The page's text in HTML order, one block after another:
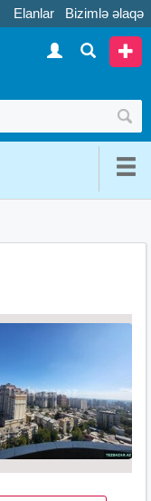
Elanlar Bizimlə əlaqə